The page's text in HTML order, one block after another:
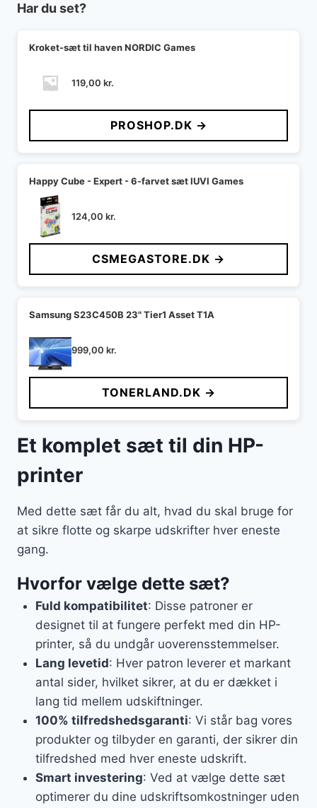
Har du set?
Kroket-sæt til haven NORDIC Games
119,00 kr.
PROSHOP.DK →
Happy Cube - Expert - 6-farvet sæt IUVI Games
124,00 kr.
CSMEGASTORE.DK →
Samsung S23C450B 23" Tier1 Asset T1A
999,00 kr.
TONERLAND.DK →
Et komplet sæt til din HP-
printer
Med dette sæt får du alt, hvad du skal bruge for
at sikre flotte og skarpe udskrifter hver eneste
gang.
Hvorfor vælge dette sæt?
Fuld kompatibilitet: Disse patroner er
designet til at fungere perfekt med din HP-
printer, så du undgår uoverensstemmelser.
Lang levetid: Hver patron leverer et markant
antal sider, hvilket sikrer, at du er dækket i
lang tid mellem udskiftninger.
100% tilfredshedsgaranti: Vi står bag vores
produkter og tilbyder en garanti, der sikrer din
tilfredshed med hver eneste udskrift.
Smart investering: Ved at vælge dette sæt
optimerer du dine udskriftsomkostninger uden